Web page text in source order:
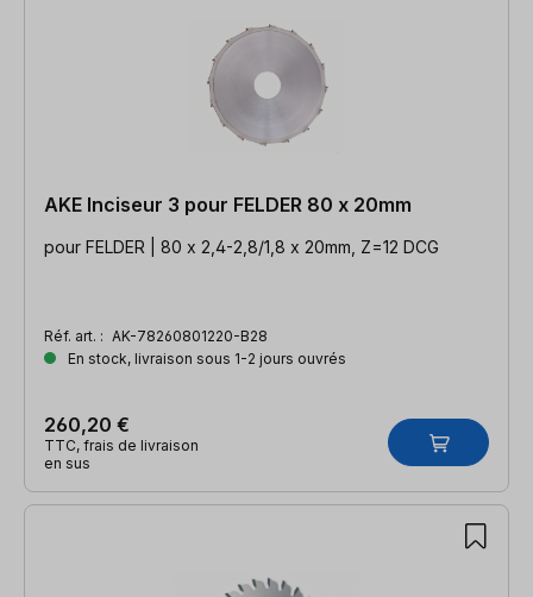
AKE Inciseur 3 pour FELDER 80 x 20mm
pour FELDER | 80 x 2,4-2,8/1,8 x 20mm, Z=12 DCG
Réf. art. : AK-78260801220-B28
En stock, livraison sous 1-2 jours ouvrés
260,20 €
TTC, frais de livraison
en sus